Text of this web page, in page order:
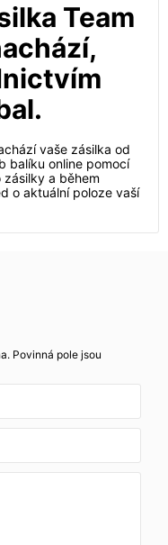
Team
vaše zásilka od
balíku online pomocí
a během
o aktuální poloze vaší
Povinná pole jsou